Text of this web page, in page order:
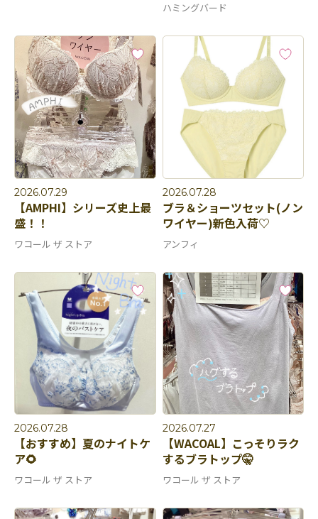
ハミングバード
2026.07.29
【AMPHI】シリーズ史上最
盛！！
ワコール ザ ストア
2026.07.28
ブラ＆ショーツセット(ノン
ワイヤー)新色入荷♡
アンフィ
2026.07.28
【おすすめ】夏のナイトケ
ア🌻
ワコール ザ ストア
2026.07.27
【WACOAL】こっそりラク
するブラトップ🤫
ワコール ザ ストア